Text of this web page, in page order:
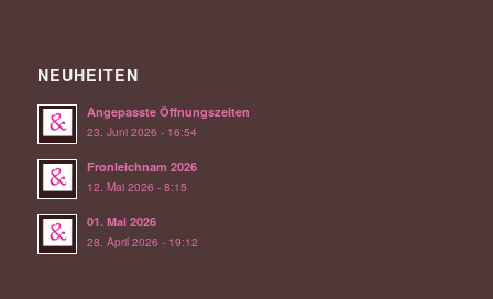
NEUHEITEN
Angepasste Öffnungszeiten
23. Juni 2026 - 16:54
Fronleichnam 2026
12. Mai 2026 - 8:15
01. Mai 2026
28. April 2026 - 19:12